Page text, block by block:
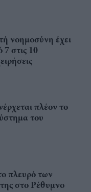
νοημοσύνη έχει
7 στις 10
πλέον το
του
πλευρό των
στο Ρέθυμνο